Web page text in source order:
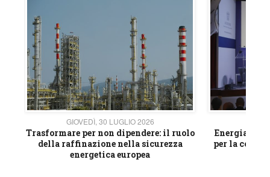
GIOVEDÌ, 30 LUGLIO 2026
Trasformare per non dipendere: il ruolo
della raffinazione nella sicurezza
energetica europea
Energia e
per la